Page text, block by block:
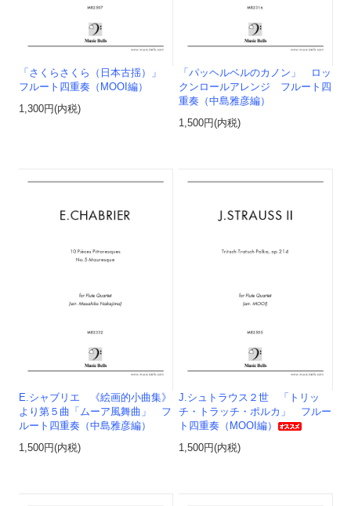
「さくらさくら（日本古揺）」
フルート四重奏（MOOI編）
1,300円(内税)
「パッヘルベルのカノン」 ロッ
クンロールアレンジ フルート四
重奏（中島雅彦編）
1,500円(内税)
E.シャブリエ 《絵画的小曲集》
より第５曲「ムーア風舞曲」 フ
ルート四重奏（中島雅彦編）
1,500円(内税)
J.シュトラウス２世 「トリッ
チ・トラッチ・ポルカ」 フルー
ト四重奏（MOOI編）
1,500円(内税)